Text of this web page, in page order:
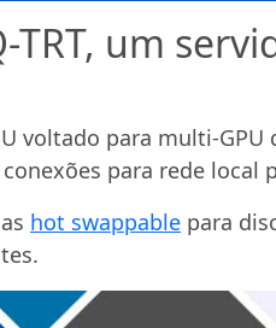
TRT, um
voltado para multi-
para rede local
hot swappable para